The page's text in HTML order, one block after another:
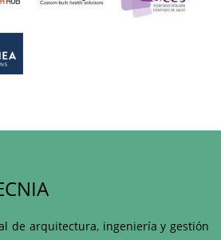
de arquitectura, ingeniería y gestión